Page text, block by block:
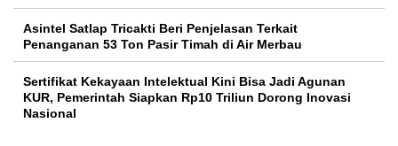
Asintel Satlap Tricakti Beri Penjelasan Terkait
Penanganan 53 Ton Pasir Timah di Air Merbau
Sertifikat Kekayaan Intelektual Kini Bisa Jadi Agunan
KUR, Pemerintah Siapkan Rp10 Triliun Dorong Inovasi
Nasional